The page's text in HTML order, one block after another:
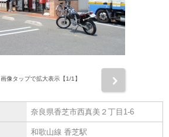
画像タップで拡大表示【1/1】
奈良県香芝市西真美２丁目1-6
和歌山線 香芝駅